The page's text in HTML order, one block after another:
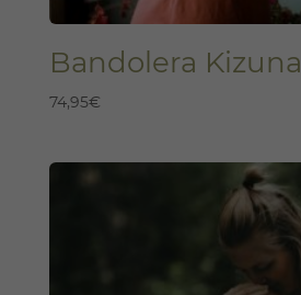
Bandolera Kizuna
74,95€